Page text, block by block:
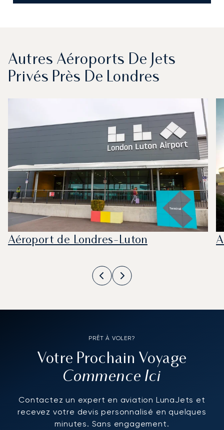
Autres Aéroports De Jets
Privés Près De Londres
Aéroport de Londres-Luton
PRÊT À VOLER?
Votre Prochain Voyage
Commence Ici
Contactez un expert en aviation LunaJets et
recevez votre devis personnalisé en quelques
minutes. Sans engagement.